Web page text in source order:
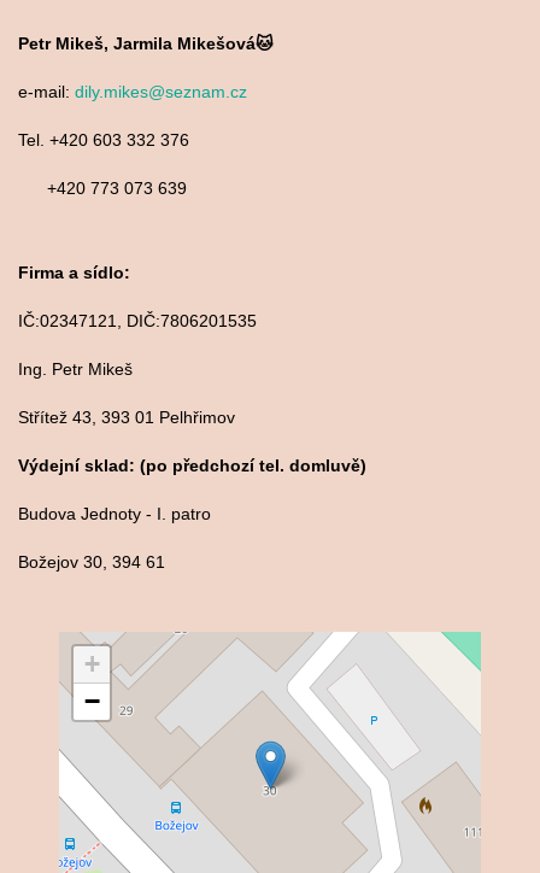
Petr Mikeš, Jarmila Mikešová🐱
e-mail: dily.mikes@seznam.cz
Tel. +420 603 332 376
+420 773 073 639
Firma a sídlo:
IČ:02347121, DIČ:7806201535
Ing. Petr Mikeš
Střítež 43, 393 01 Pelhřimov
Výdejní sklad: (po předchozí tel. domluvě)
Budova Jednoty - I. patro
Božejov 30, 394 61